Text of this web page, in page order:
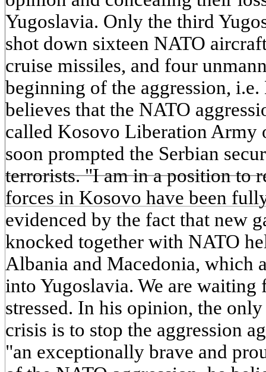
Yugoslavia. Only the third
shot down sixteen NATO
cruise missiles, and four
beginning of the aggression,
believes that the NATO
called Kosovo Liberation Army
soon prompted the Serbian
terrorists. "I am in a position to
forces in Kosovo have been
evidenced by the fact that new
knocked together with NATO
Albania and Macedonia, which
into Yugoslavia. We are waiting
stressed. In his opinion, the
crisis is to stop the aggression
"an exceptionally brave and